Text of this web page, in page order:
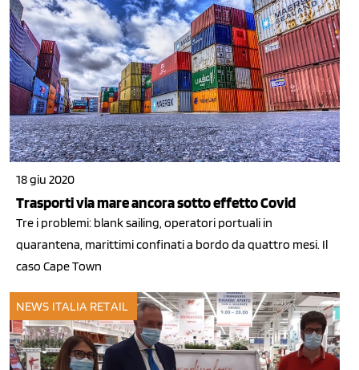
18 giu 2020
Trasporti via mare ancora sotto effetto Covid
Tre i problemi: blank sailing, operatori portuali in
quarantena, marittimi confinati a bordo da quattro mesi. Il
caso Cape Town
NEWS ITALIA RETAIL